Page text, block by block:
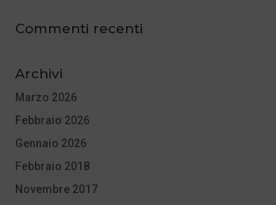
Commenti recenti
Archivi
Marzo 2026
Febbraio 2026
Gennaio 2026
Febbraio 2018
Novembre 2017